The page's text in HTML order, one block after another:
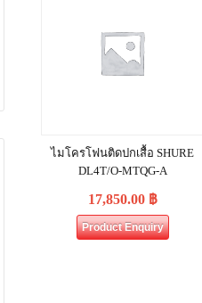
ไมโครโฟนติดปกเสื้อ SHURE
DL4T/O-MTQG-A
17,850.00 ฿
Product Enquiry